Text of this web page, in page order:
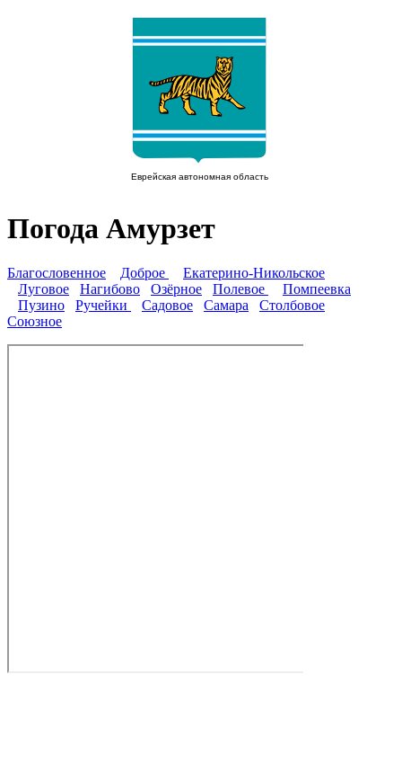
Погода Амурзет
Благословенное Доброе
Екатерино-Никольское
Луговое
Нагибово Озёрное Полевое
Помпеевка
Пузино
Ручейки Садовое Самара
Столбовое
Союзное